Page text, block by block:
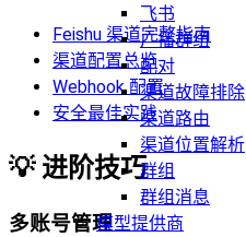
飞书
广播群组
配对
渠道故障排除
渠道路由
渠道位置解析
群组
群组消息
模型提供商
Feishu 渠道完整指南
渠道配置总览
Webhook 配置
安全最佳实践
💡 进阶技巧
多账号管理